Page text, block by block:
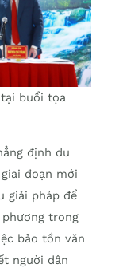
tại buổi tọa
định du
đoạn mới
giải pháp để
trong
bảo tồn văn
người dân